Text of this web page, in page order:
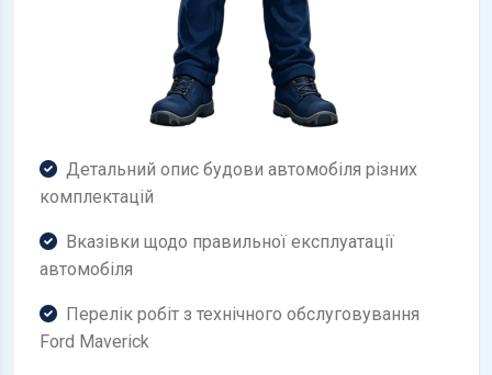
Детальний опис будови автомобіля різних
комплектацій
Вказівки щодо правильної експлуатації
автомобіля
Перелік робіт з технічного обслуговування
Ford Maverick